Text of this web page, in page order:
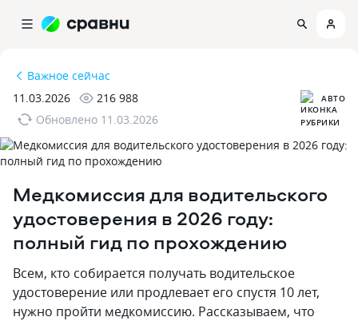
Важное сейчас
11.03.2026
216 988
Обновлено 11.03.2026
АВТО
Медкомиссия для водительского
удостоверения в 2026 году:
полный гид по прохождению
Всем, кто собирается получать водительское
удостоверение или продлевает его спустя 10 лет,
нужно пройти медкомиссию. Рассказываем, что